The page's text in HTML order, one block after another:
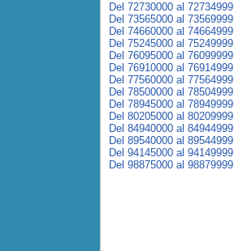
Del 72730000 al 72734999
Del 73565000 al 73569999
Del 74660000 al 74664999
Del 75245000 al 75249999
Del 76095000 al 76099999
Del 76910000 al 76914999
Del 77560000 al 77564999
Del 78500000 al 78504999
Del 78945000 al 78949999
Del 80205000 al 80209999
Del 84940000 al 84944999
Del 89540000 al 89544999
Del 94145000 al 94149999
Del 98875000 al 98879999